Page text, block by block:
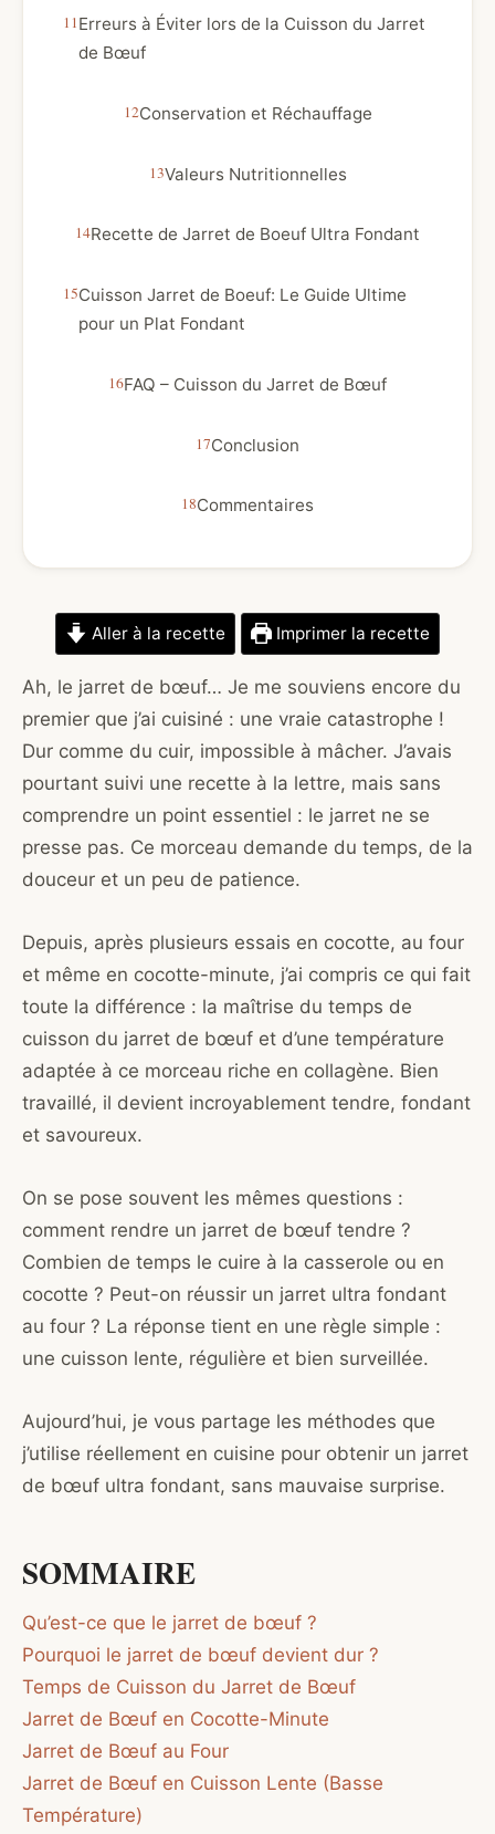
Erreurs à Éviter lors de la Cuisson du Jarret
de Bœuf
Conservation et Réchauffage
Valeurs Nutritionnelles
Recette de Jarret de Boeuf Ultra Fondant
Cuisson Jarret de Boeuf: Le Guide Ultime
pour un Plat Fondant
FAQ – Cuisson du Jarret de Bœuf
Conclusion
Commentaires
Aller à la recette Imprimer la recette
Ah, le jarret de bœuf… Je me souviens encore du
premier que j’ai cuisiné : une vraie catastrophe !
Dur comme du cuir, impossible à mâcher. J’avais
pourtant suivi une recette à la lettre, mais sans
comprendre un point essentiel : le jarret ne se
presse pas. Ce morceau demande du temps, de la
douceur et un peu de patience.
Depuis, après plusieurs essais en cocotte, au four
et même en cocotte-minute, j’ai compris ce qui fait
toute la différence : la maîtrise du temps de
cuisson du jarret de bœuf et d’une température
adaptée à ce morceau riche en collagène. Bien
travaillé, il devient incroyablement tendre, fondant
et savoureux.
On se pose souvent les mêmes questions :
comment rendre un jarret de bœuf tendre ?
Combien de temps le cuire à la casserole ou en
cocotte ? Peut-on réussir un jarret ultra fondant
au four ? La réponse tient en une règle simple :
une cuisson lente, régulière et bien surveillée.
Aujourd’hui, je vous partage les méthodes que
j’utilise réellement en cuisine pour obtenir un jarret
de bœuf ultra fondant, sans mauvaise surprise.
SOMMAIRE
Qu’est-ce que le jarret de bœuf ?
Pourquoi le jarret de bœuf devient dur ?
Temps de Cuisson du Jarret de Bœuf
Jarret de Bœuf en Cocotte-Minute
Jarret de Bœuf au Four
Jarret de Bœuf en Cuisson Lente (Basse
Température)